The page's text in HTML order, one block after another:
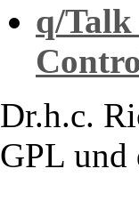
q/Talk
Dr.h.c.
GPL und